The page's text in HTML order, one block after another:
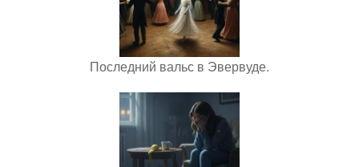
Последний вальс в Эвервуде.